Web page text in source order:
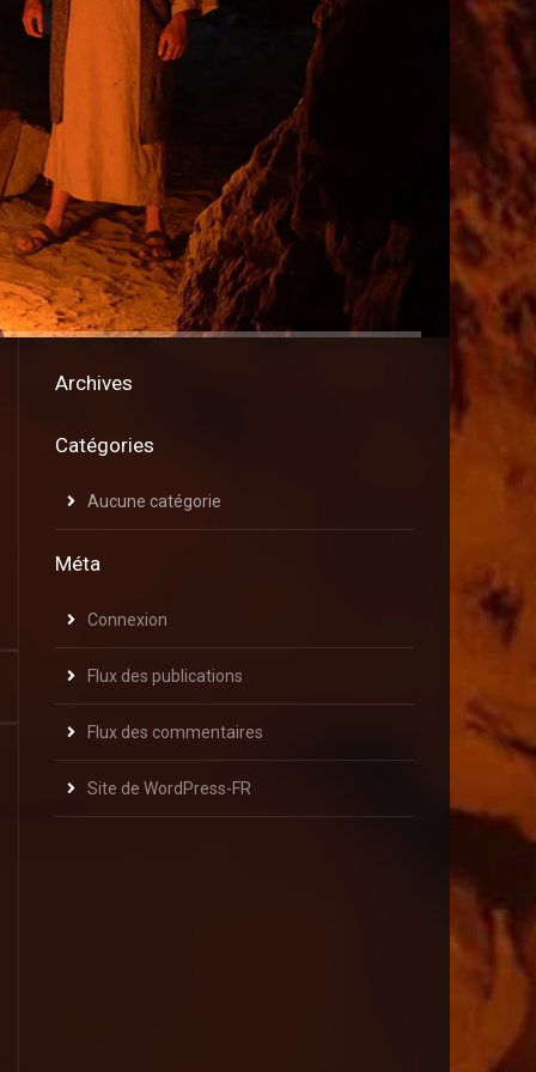
Archives
Catégories
Aucune catégorie
Méta
Connexion
Flux des publications
Flux des commentaires
Site de WordPress-FR